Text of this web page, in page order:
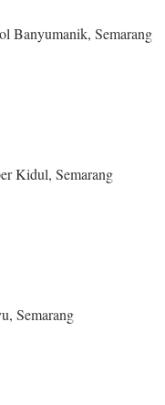
Banyumanik, Semarang
Kidul, Semarang
Semarang